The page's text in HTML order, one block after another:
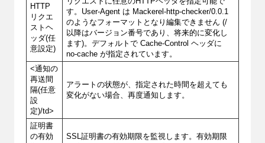
HTTP
リクエ
ストヘ
ッダ(任
意設定)
す。User-Agent は Mackerel-http-checker/0.0.1
のようなフォーマットとなり編集できません (/
以降はバージョン番号であり、将来的に変化し
ます)。デフォルトで Cache-Control ヘッダに
no-cache が指定されています。
<通知の
再送間
隔(任意
設
定)/td>
アラートの状態が、指定された時間を超えても
変化がない場合、再度通知します。
証明書
の有効
SSL証明書の有効期限を監視します。有効期限